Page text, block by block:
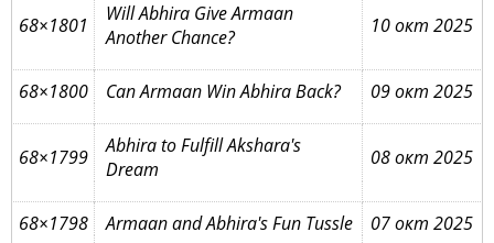
68×1801
Will Abhira Give Armaan
Another Chance?
10 окт 2025
68×1800 Can Armaan Win Abhira Back? 09 окт 2025
68×1799
Abhira to Fulfill Akshara's
Dream
08 окт 2025
68×1798 Armaan and Abhira's Fun Tussle 07 окт 2025